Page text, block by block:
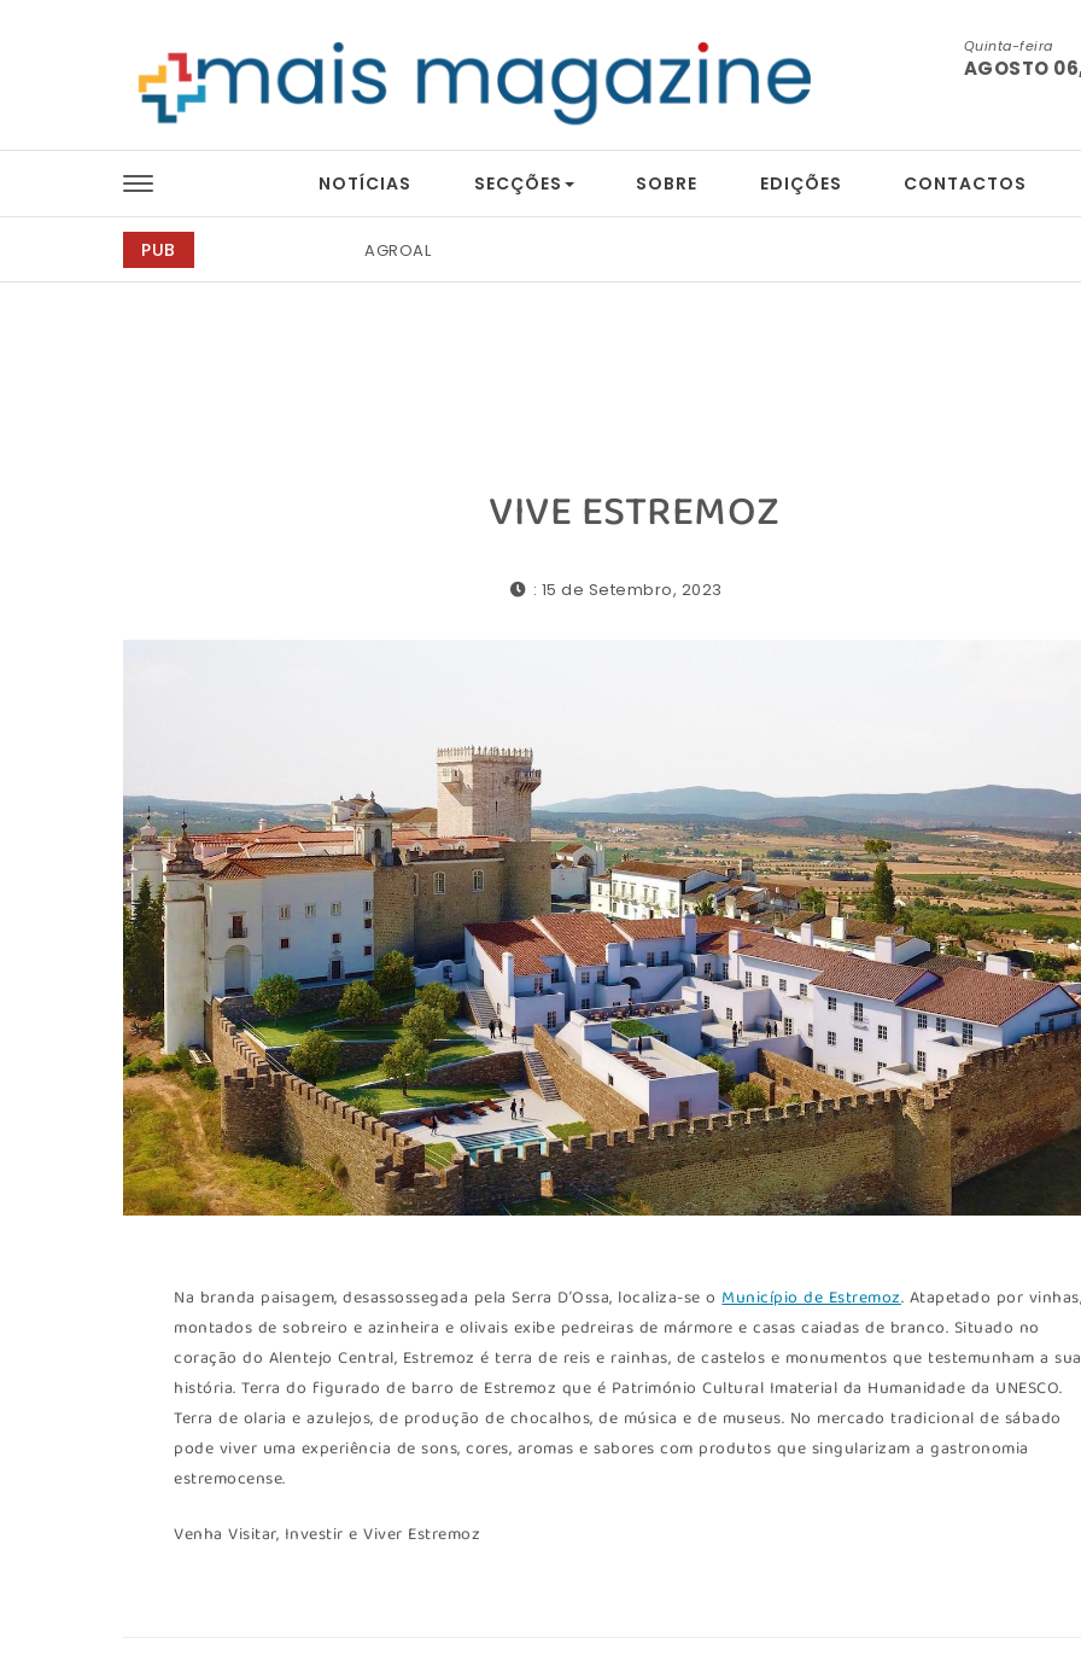
Quinta-feira
AGOSTO
NOTÍCIAS SECÇÕES SOBRE EDIÇÕES CONTACTOS
PUB Abreu Advogados
VIVE ESTREMOZ
: 15 de Setembro, 2023
Na branda paisagem, desassossegada pela Serra D’Ossa, localiza-se oMunicípio de Estremoz. Atapetado por
montados de sobreiro e azinheira e olivais exibe pedreiras de mármore e casas caiadas de branco. Situado no
coração do Alentejo Central, Estremoz é terra de reis e rainhas, de castelos e monumentos que testemunham a sua
história. Terra do figurado de barro de Estremoz que é Património Cultural Imaterial da Humanidade da UNESCO.
Terra de olaria e azulejos, de produção de chocalhos, de música e de museus. No mercado tradicional de sábado
pode viver uma experiência de sons, cores, aromas e sabores com produtos que singularizam a gastronomia
estremocense.
Venha Visitar, Investir e Viver Estremoz